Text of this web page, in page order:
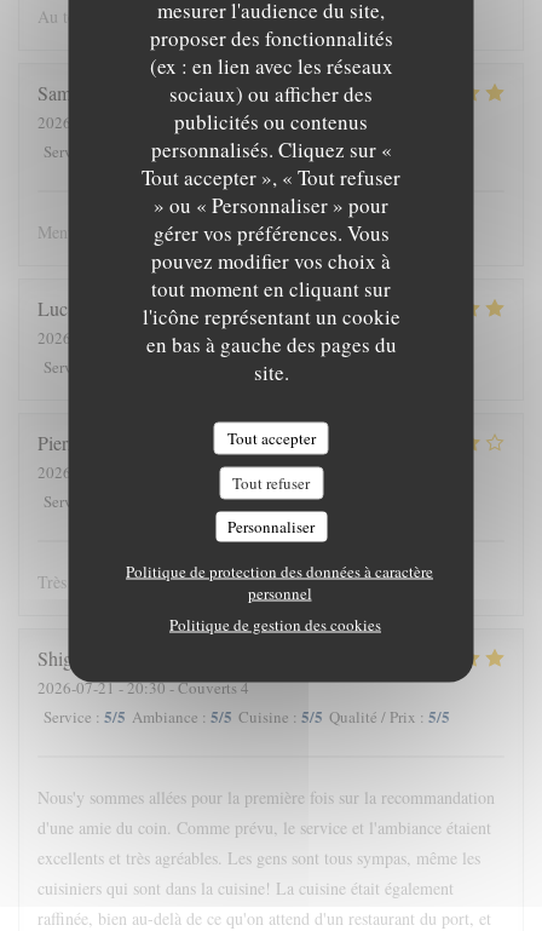
mesurer l'audience du site,
proposer des fonctionnalités
(ex : en lien avec les réseaux
sociaux) ou afficher des
publicités ou contenus
personnalisés. Cliquez sur «
Tout accepter », « Tout refuser
» ou « Personnaliser » pour
gérer vos préférences. Vous
pouvez modifier vos choix à
tout moment en cliquant sur
l'icône représentant un cookie
en bas à gauche des pages du
site.
Tout accepter
Tout refuser
Personnaliser
Politique de protection des données à caractère
personnel
Politique de gestion des cookies
Au top comme chaque fois.
Samuel
2026-08-04
- 19:00 - Couverts 2
Service
Ambiance:4/5 Cuisine: 5/5 Qualité / Prix
Menu exelent, aliments de qualité et cuisine élaboré
Luc et Francine M
2026-08-03
- 19:00 - Couverts 10
Service
Cuisine
Pierre
2026-08-06
- 20:00 - Couverts 2
Service
/5 Cuisine:4/5
Très belle expérience, nous reviendrons !
Shige
2026-07-21- 20:30 - Couverts 4
Service : 5/5 Ambiance : 5/5 Cuisine : 5/5 Qualité / Prix : 5/5
Nous'y sommes allées pour la première fois sur la recommandation
d'une amie du coin. Comme prévu, le service et l'ambiance étaient
excellents et très agréables. Les gens sont tous sympas, même les
cuisiniers qui sont dans la cuisine! La cuisine était également
raffinée, bien au-delà de ce qu'on attend d'un restaurant du port, et